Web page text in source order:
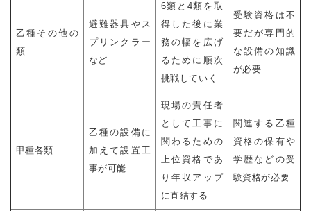
乙種その他の
類
避難器具やス
プリンクラー
など
6類と4類を取
得した後に業
務の幅を広げ
るために順次
挑戦していく
受験資格は不
要だが専門的
な設備の知識
が必要
甲種各類
乙種の設備に
加えて設置工
事が可能
現場の責任者
として工事に
関わるための
上位資格であ
り年収アップ
に直結する
関連する乙種
資格の保有や
学歴などの受
験資格が必要